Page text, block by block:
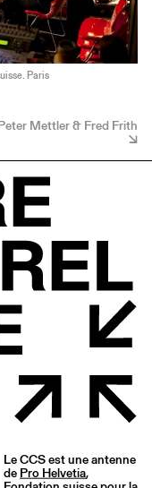
Paris
Mettler & Fred Frith
Le CCS est une antenne
de Pro Helvetia,